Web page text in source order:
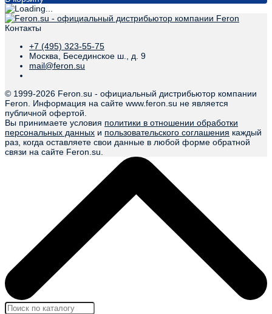
Контакты
+7 (495) 323-55-75
Москва, Бесединское ш., д. 9
mail@feron.su
© 1999-2026 Feron.su - официальный дистрибьютор компании
Feron. Информация на сайте www.feron.su не является
публичной офертой.
Вы принимаете условия политики в отношении обработки
персональных данных и пользовательского соглашения каждый
раз, когда оставляете свои данные в любой форме обратной
связи на сайте Feron.su.